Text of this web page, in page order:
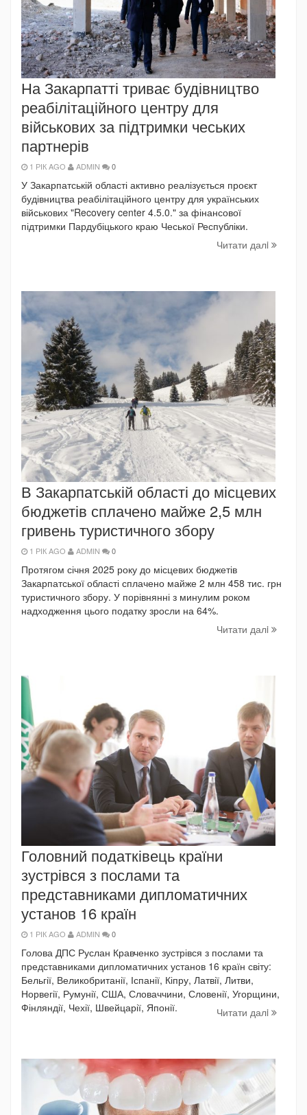
На Закарпатті триває будівництво
реабілітаційного центру для
військових за підтримки чеських
партнерів
1 РІК AGO ADMIN 0
У Закарпатській області активно реалізується проєкт
будівництва реабілітаційного центру для українських
військових "Recovery center 4.5.0." за фінансової
підтримки Пардубіцького краю Чеської Республіки.
Читати далi
В Закарпатській області до місцевих
бюджетів сплачено майже 2,5 млн
гривень туристичного збору
1 РІК AGO ADMIN 0
Протягом січня 2025 року до місцевих бюджетів
Закарпатської області сплачено майже 2 млн 458 тис. грн
туристичного збору. У порівнянні з минулим роком
надходження цього податку зросли на 64%.
Читати далi
Головний податківець країни
зустрівся з послами та
представниками дипломатичних
установ 16 країн
1 РІК AGO ADMIN 0
Голова ДПС Руслан Кравченко зустрівся з послами та
представниками дипломатичних установ 16 країн світу:
Бельгії, Великобританії, Іспанії, Кіпру, Латвії, Литви,
Норвегії, Румунії, США, Словаччини, Словенії, Угорщини,
Фінляндії, Чехії, Швейцарії, Японії.
Читати далi